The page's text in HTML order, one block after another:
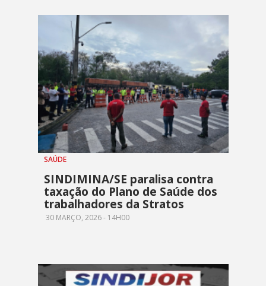
SAÚDE
SINDIMINA/SE paralisa contra
taxação do Plano de Saúde dos
trabalhadores da Stratos
30 MARÇO, 2026 - 14H00